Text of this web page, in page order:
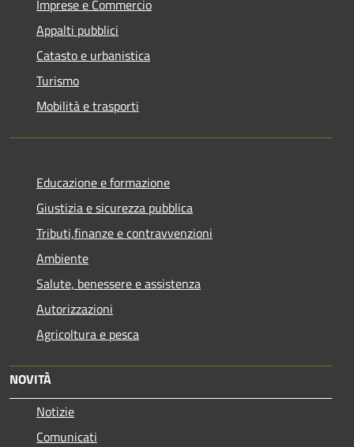
Imprese e Commercio
Appalti pubblici
Catasto e urbanistica
Turismo
Mobilità e trasporti
Educazione e formazione
Giustizia e sicurezza pubblica
Tributi,finanze e contravvenzioni
Ambiente
Salute, benessere e assistenza
Autorizzazioni
Agricoltura e pesca
NOVITÀ
Notizie
Comunicati